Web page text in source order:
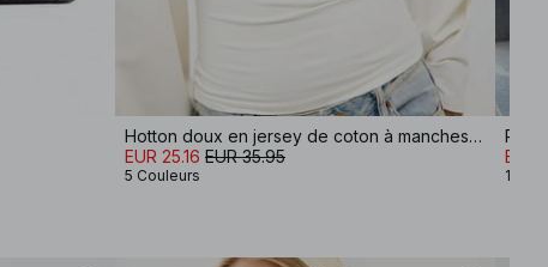
Hotton doux en jersey de coton à manches larges
EUR 25.16 EUR 35.95
5 Couleurs
Pull
EUR
12